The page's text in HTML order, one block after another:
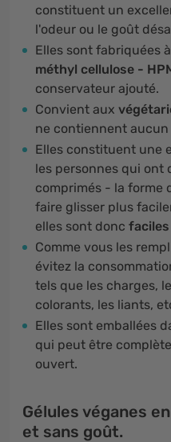
constituent un
l'odeur ou le goût
Elles sont fabriquées
méthyl cellulose -
conservateur ajouté.
Convient aux
ne contiennent
Elles constituent une
les personnes qui ont
comprimés - la forme
faire glisser plus
elles sont donc
Comme vous les
évitez la
tels que les charges,
colorants, les liants,
Elles sont emballées
qui peut être
ouvert.
Gélules véganes
et sans goût.